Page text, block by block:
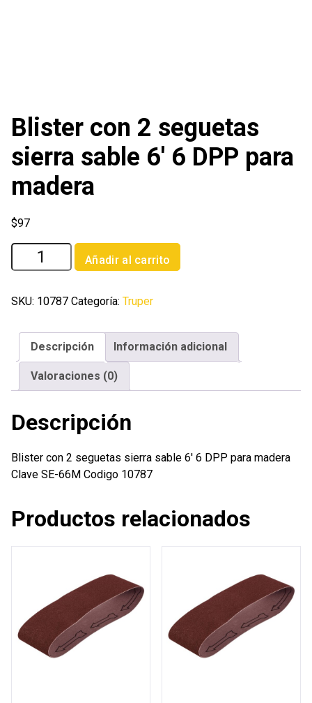
Blister con 2 seguetas
sierra sable 6′ 6 DPP para
madera
$97
Blister
con
seguetas
sable
DPP
madera
cantidad
Añadir al carrito
SKU: 10787 Categoría: Truper
Descripción Información adicional
Valoraciones (0)
Descripción
Blister con 2 seguetas sierra sable 6′ 6 DPP para madera
Clave SE-66M Codigo 10787
Productos relacionados